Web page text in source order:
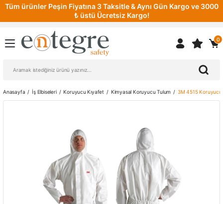
Tüm ürünler Peşin Fiyatına 3 Taksitle & Aynı Gün Kargo ve 3000
₺ üstü Ücretsiz Kargo!
0
Anasayfa İş Elbiseleri Koruyucu Kıyafet Kimyasal Koruyucu Tulum 3M 4515 Koruyucu